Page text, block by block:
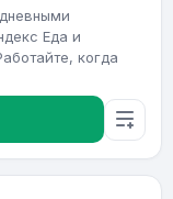
Еда и
когда